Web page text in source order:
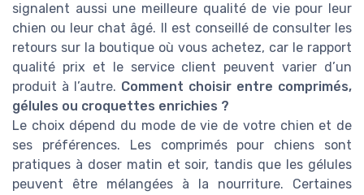
signalent aussi une meilleure qualité de vie pour leur
chien ou leur chat âgé. Il est conseillé de consulter les
retours sur la boutique où vous achetez, car le rapport
qualité prix et le service client peuvent varier d’un
produit à l’autre. Comment choisir entre comprimés,
gélules ou croquettes enrichies ?
Le choix dépend du mode de vie de votre chien et de
ses préférences. Les comprimés pour chiens sont
pratiques à doser matin et soir, tandis que les gélules
peuvent être mélangées à la nourriture. Certaines